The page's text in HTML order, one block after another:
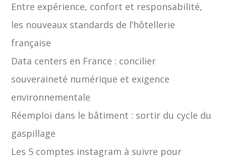
Entre expérience, confort et responsabilité,
les nouveaux standards de l’hôtellerie
française
Data centers en France : concilier
souveraineté numérique et exigence
environnementale
Réemploi dans le bâtiment : sortir du cycle du
gaspillage
Les 5 comptes instagram à suivre pour